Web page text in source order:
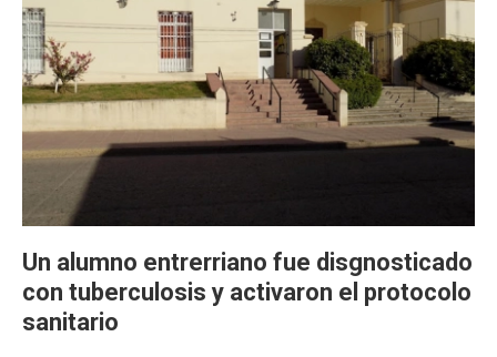
Un alumno entrerriano fue disgnosticado
con tuberculosis y activaron el protocolo
sanitario